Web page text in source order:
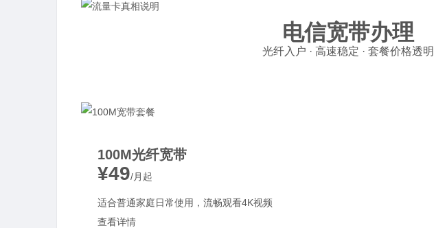
电信宽带办理
光纤入户 · 高速稳定 · 套餐价格透明
100M光纤宽带
¥49/月起
适合普通家庭日常使用，流畅观看4K视频
查看详情